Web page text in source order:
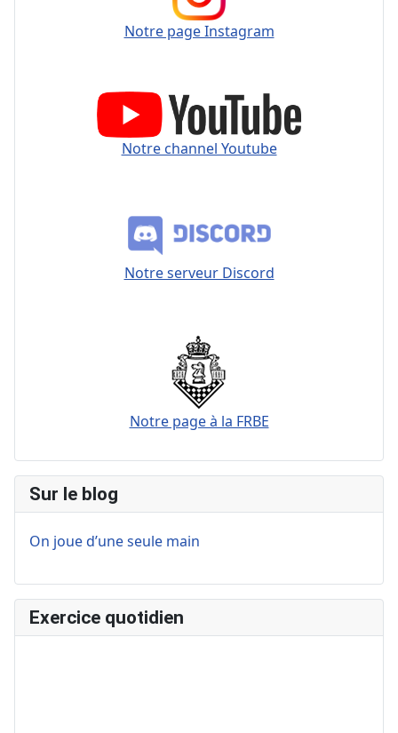
Notre page Instagram
Notre channel Youtube
Notre serveur Discord
Notre page à la FRBE
Sur le blog
On joue d’une seule main
Exercice quotidien